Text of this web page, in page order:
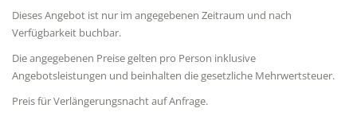
Dieses Angebot ist nur im angegebenen Zeitraum und nach
Verfügbarkeit buchbar.
Die angegebenen Preise gelten pro Person inklusive
Angebotsleistungen und beinhalten die gesetzliche Mehrwertsteuer.
Preis für Verlängerungsnacht auf Anfrage.